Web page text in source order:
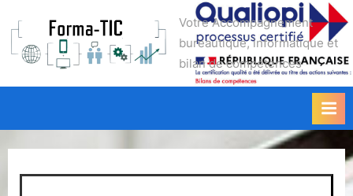
to
content
Forma-TIC
Votre Accompagnement
bureautique, informatique et
bilan de compétences